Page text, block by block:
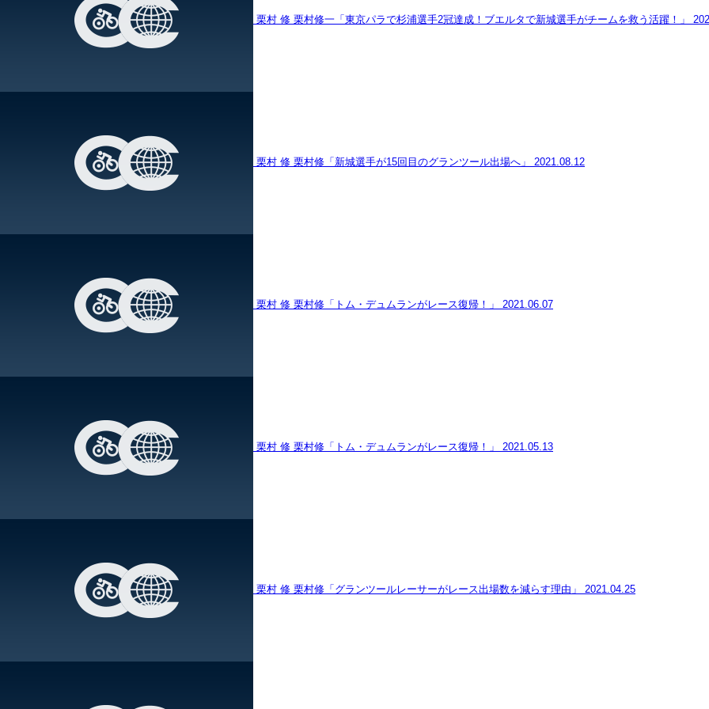
栗村 修 栗村修一「東京パラで杉浦選手2冠達成！ブエルタで新城選手がチームを救う活躍！」
栗村 修 栗村修「新城選手が15回目のグランツール出場へ」 2021.08.12
栗村 修 栗村修「トム・デュムランがレース復帰！」 2021.06.07
栗村 修 栗村修「トム・デュムランがレース復帰！」 2021.05.13
栗村 修 栗村修「グランツールレーサーがレース出場数を減らす理由」 2021.04.25